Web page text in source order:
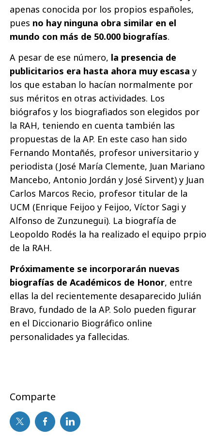
apenas conocida por los propios españoles,
pues no hay ninguna obra similar en el
mundo con más de 50.000 biografías.
A pesar de ese número, la presencia de
publicitarios era hasta ahora muy escasa y
los que estaban lo hacían normalmente por
sus méritos en otras actividades. Los
biógrafos y los biografiados son elegidos por
la RAH, teniendo en cuenta también las
propuestas de la AP. En este caso han sido
Fernando Montañés, profesor universitario y
periodista (José María Clemente, Juan Mariano
Mancebo, Antonio Jordán y José Sirvent) y Juan
Carlos Marcos Recio, profesor titular de la
UCM (Enrique Feijoo y Feijoo, Víctor Sagi y
Alfonso de Zunzunegui). La biografía de
Leopoldo Rodés la ha realizado el equipo prpio
de la RAH.
Próximamente se incorporarán nuevas
biografías de Académicos de Honor, entre
ellas la del recientemente desaparecido Julián
Bravo, fundado de la AP. Solo pueden figurar
en el Diccionario Biográfico online
personalidades ya fallecidas.
Comparte